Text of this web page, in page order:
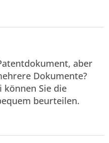
aber
Dokumente?
Sie die
beurteilen.